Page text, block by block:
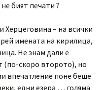
бият печати ?
Херцеговина – на всички
имената на кирилица,
Не знам дали е
(по-скоро второто), но
впечатление поне беше
едни езера … голяма